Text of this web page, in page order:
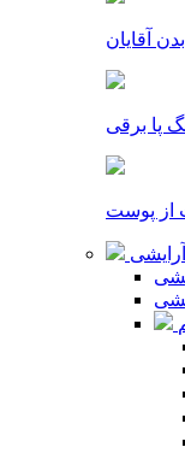
آقایان
پا برقی
از پوست